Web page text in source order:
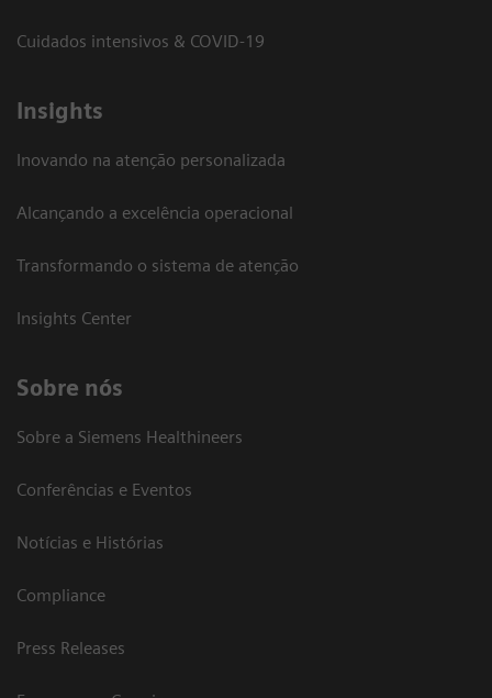
Cuidados intensivos & COVID-19
Insights
Inovando na atenção personalizada
Alcançando a excelência operacional
Transformando o sistema de atenção
Insights Center
Sobre nós
Sobre a Siemens Healthineers
Conferências e Eventos
Notícias e Histórias
Compliance
Press Releases